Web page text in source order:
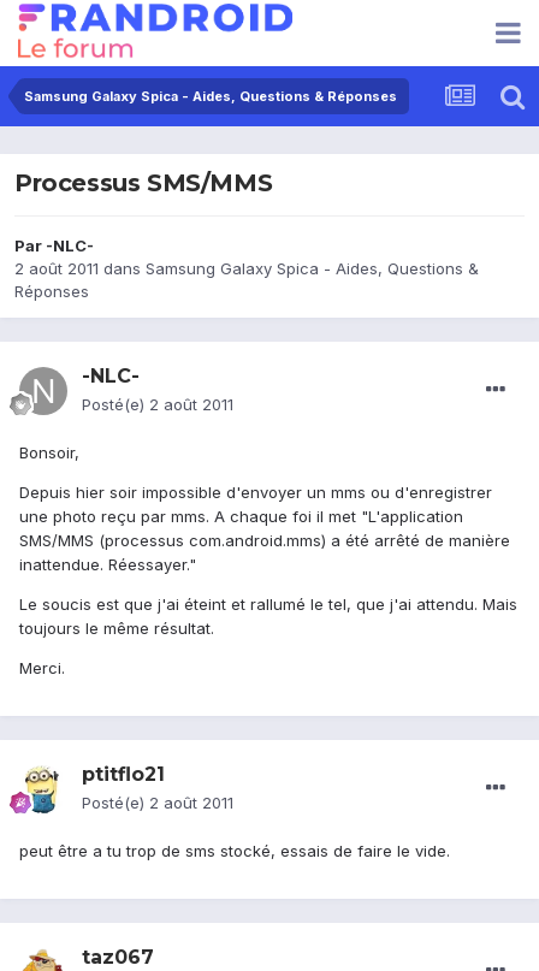
Samsung Galaxy Spica - Aides, Questions & Réponses
Processus SMS/MMS
Par -NLC-
2 août 2011 dans Samsung Galaxy Spica - Aides, Questions &
Réponses
-NLC-
Posté(e) 2 août 2011
Bonsoir,
Depuis hier soir impossible d'envoyer un mms ou d'enregistrer
une photo reçu par mms. A chaque foi il met "L'application
SMS/MMS (processus com.android.mms) a été arrêté de manière
inattendue. Réessayer."
Le soucis est que j'ai éteint et rallumé le tel, que j'ai attendu. Mais
toujours le même résultat.
Merci.
ptitflo21
Posté(e) 2 août 2011
peut être a tu trop de sms stocké, essais de faire le vide.
taz067